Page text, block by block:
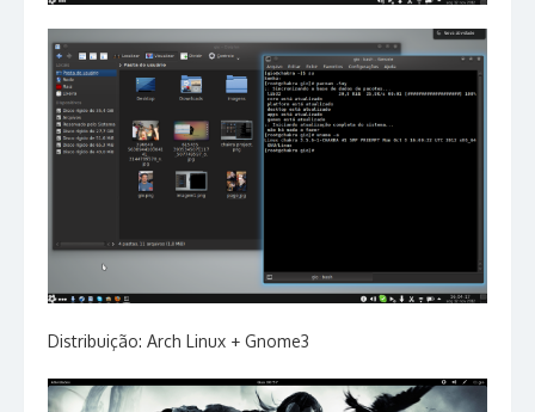
Distribuição: Arch Linux + Gnome3